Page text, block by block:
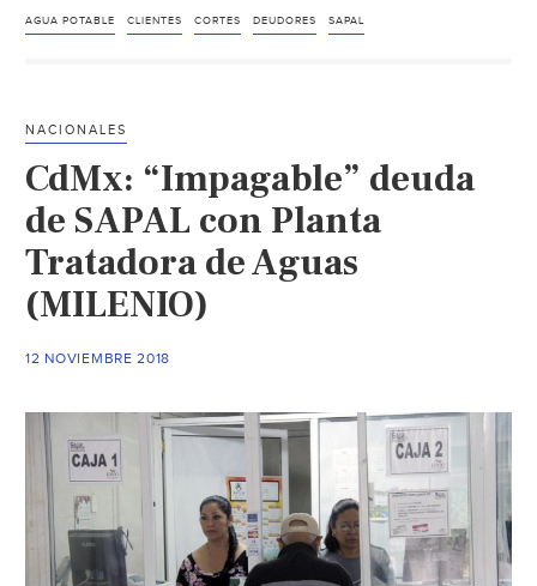
con
a
clientes
deudores
(Milenio)
AGUA POTABLE CLIENTES CORTES DEUDORES SAPAL
NACIONALES
CdMx: “Impagable” deuda
de SAPAL con Planta
Tratadora de Aguas
(MILENIO)
12 NOVIEMBRE 2018